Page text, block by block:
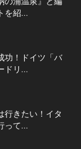
を紹...
功！ドイツ「バ
ドリ...
行きたい！イタ
って...